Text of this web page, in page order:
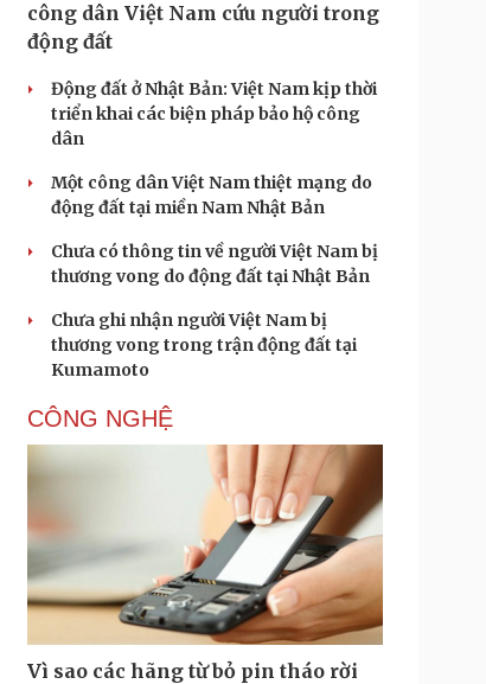
công dân Việt Nam cứu người trong
động đất
Động đất ở Nhật Bản: Việt Nam kịp thời
triển khai các biện pháp bảo hộ công
dân
Một công dân Việt Nam thiệt mạng do
động đất tại miền Nam Nhật Bản
Chưa có thông tin về người Việt Nam bị
thương vong do động đất tại Nhật Bản
Chưa ghi nhận người Việt Nam bị
thương vong trong trận động đất tại
Kumamoto
CÔNG NGHỆ
Vì sao các hãng từ bỏ pin tháo rời